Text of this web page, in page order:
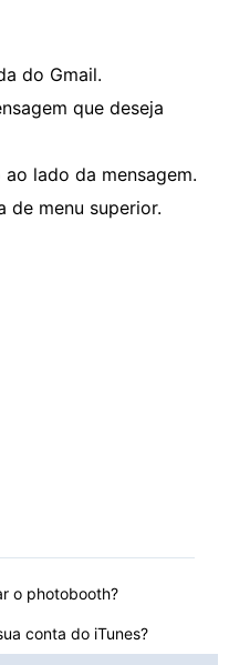
do Gmail.
que deseja
lado da mensagem.
de menu superior.
o photobooth?
conta do iTunes?